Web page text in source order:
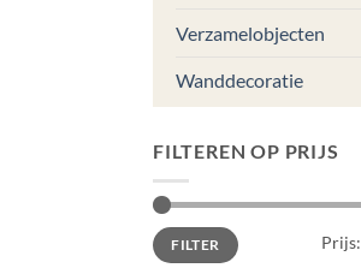
Verzamelobjecten
Wanddecoratie
FILTEREN OP PRIJS
Min.
prijs
Max.
prijsFILTER Prijs: